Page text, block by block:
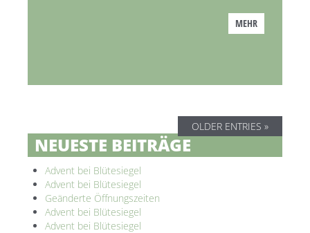
MEHR
OLDER ENTRIES »
NEUESTE BEITRÄGE
Advent bei Blütesiegel
Advent bei Blütesiegel
Geänderte Öffnungszeiten
Advent bei Blütesiegel
Advent bei Blütesiegel